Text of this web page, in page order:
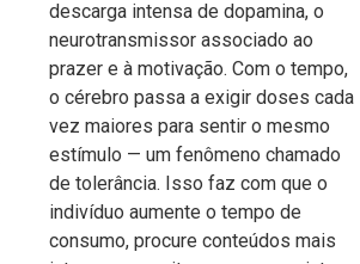
descarga intensa de dopamina, o
neurotransmissor associado ao
prazer e à motivação. Com o tempo,
o cérebro passa a exigir doses cada
vez maiores para sentir o mesmo
estímulo — um fenômeno chamado
de tolerância. Isso faz com que o
indivíduo aumente o tempo de
consumo, procure conteúdos mais